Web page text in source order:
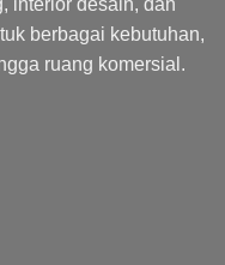
interior desain, dan
berbagai kebutuhan,
ruang komersial.